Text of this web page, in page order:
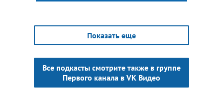
Показать еще
Все подкасты смотрите также в группе
Первого канала в VK Видео